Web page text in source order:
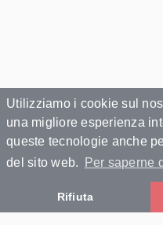
Utilizziamo i cookie sul
una migliore esperienza
queste tecnologie anche
del sito web.
Per saperne
Rifiuta